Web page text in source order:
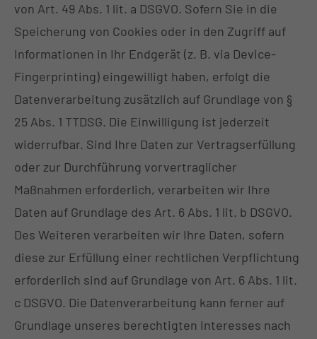
von Art. 49 Abs. 1 lit. a DSGVO. Sofern Sie in die
Speicherung von Cookies oder in den Zugriff auf
Informationen in Ihr Endgerät (z. B. via Device-
Fingerprinting) eingewilligt haben, erfolgt die
Datenverarbeitung zusätzlich auf Grundlage von §
25 Abs. 1 TTDSG. Die Einwilligung ist jederzeit
widerrufbar. Sind Ihre Daten zur Vertragserfüllung
oder zur Durchführung vorvertraglicher
Maßnahmen erforderlich, verarbeiten wir Ihre
Daten auf Grundlage des Art. 6 Abs. 1 lit. b DSGVO.
Des Weiteren verarbeiten wir Ihre Daten, sofern
diese zur Erfüllung einer rechtlichen Verpflichtung
erforderlich sind auf Grundlage von Art. 6 Abs. 1 lit.
c DSGVO. Die Datenverarbeitung kann ferner auf
Grundlage unseres berechtigten Interesses nach